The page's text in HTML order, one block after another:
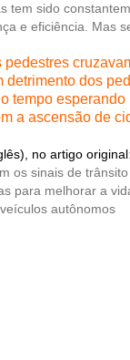
tem sido
e eficiência. Mas
pedestres
detrimento dos
tempo
a ascensão de
no artigo original:
os sinais de trânsito
para melhorar a
autônomos